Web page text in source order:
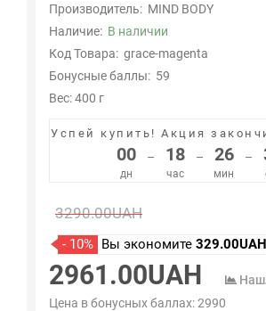
Производитель: MIND BODY
Наличие: В наличии
Код Товара: grace-magenta
Бонусные баллы: 59
Вес: 400 г
Успей купить!Акция
00
дн
– 18
час
– 26
мин
–
3290.00UAH
- 10% Вы экономите 329.00UAH
2961.00UAH
Цена в бонусных баллах:2990